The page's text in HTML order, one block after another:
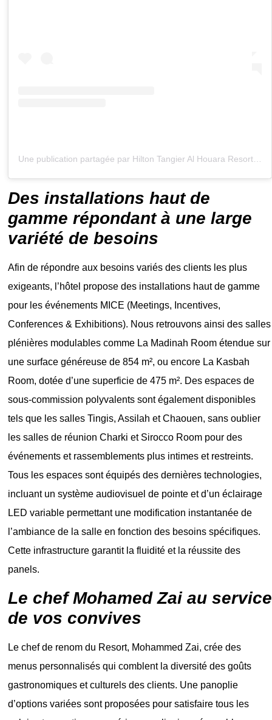
Des installations haut de
gamme répondant à une large
variété de besoins
Afin de répondre aux besoins variés des clients les plus
exigeants, l’hôtel propose des installations haut de gamme
pour les événements MICE (Meetings, Incentives,
Conferences & Exhibitions). Nous retrouvons ainsi des salles
plénières modulables comme La Madinah Room étendue sur
une surface généreuse de 854 m², ou encore La Kasbah
Room, dotée d’une superficie de 475 m². Des espaces de
sous-commission polyvalents sont également disponibles
tels que les salles Tingis, Assilah et Chaouen, sans oublier
les salles de réunion Charki et Sirocco Room pour des
événements et rassemblements plus intimes et restreints.
Tous les espaces sont équipés des dernières technologies,
incluant un système audiovisuel de pointe et d’un éclairage
LED variable permettant une modification instantanée de
l’ambiance de la salle en fonction des besoins spécifiques.
Cette infrastructure garantit la fluidité et la réussite des
panels.
Le chef Mohamed Zai au service
de vos convives
Le chef de renom du Resort, Mohammed Zai, crée des
menus personnalisés qui comblent la diversité des goûts
gastronomiques et culturels des clients. Une panoplie
d’options variées sont proposées pour satisfaire tous les